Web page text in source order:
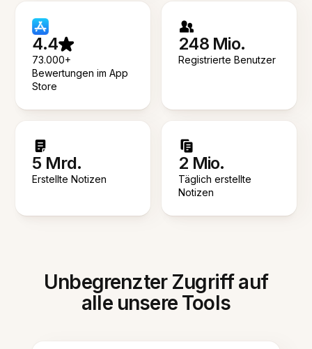
4.4
73.000+
Bewertungen im App
Store
248 Mio.
Registrierte Benutzer
5 Mrd.
Erstellte Notizen
2 Mio.
Täglich erstellte
Notizen
Unbegrenzter Zugriff auf
alle unsere Tools